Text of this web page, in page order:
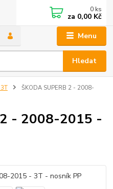
Menu
Hledat
0 ks
za 0,00 Kč
ŠKODA SUPERB 2 - 2008-
- 2008-2015 -